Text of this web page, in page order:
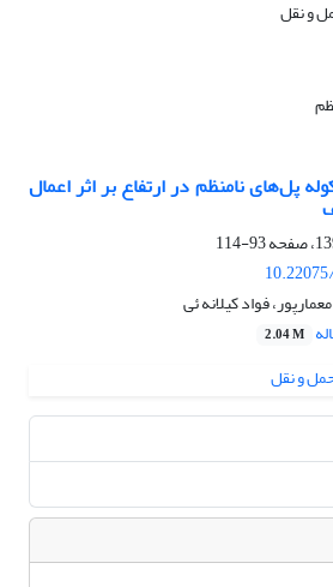
پل‌های نامنظم در ارتفاع بر اثر اعمال
93-114
فواد کیلانه ئی
2.04 M